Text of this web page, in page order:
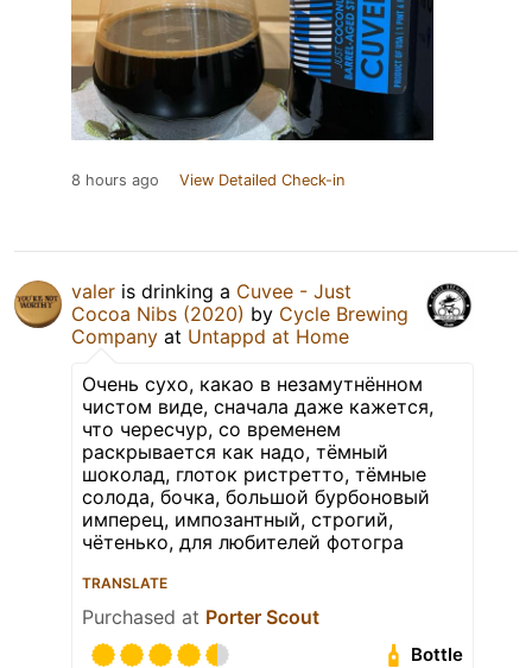
8 hours ago View Detailed Check-in
valer is drinking a Cuvee - Just
Cocoa Nibs (2020) by Cycle Brewing
Company at Untappd at Home
Очень сухо, какао в незамутнённом
чистом виде, сначала даже кажется,
что чересчур, со временем
раскрывается как надо, тёмный
шоколад, глоток ристретто, тёмные
солода, бочка, большой бурбоновый
имперец, импозантный, строгий,
чётенько, для любителей фотогра
TRANSLATE
Purchased at Porter Scout
Bottle